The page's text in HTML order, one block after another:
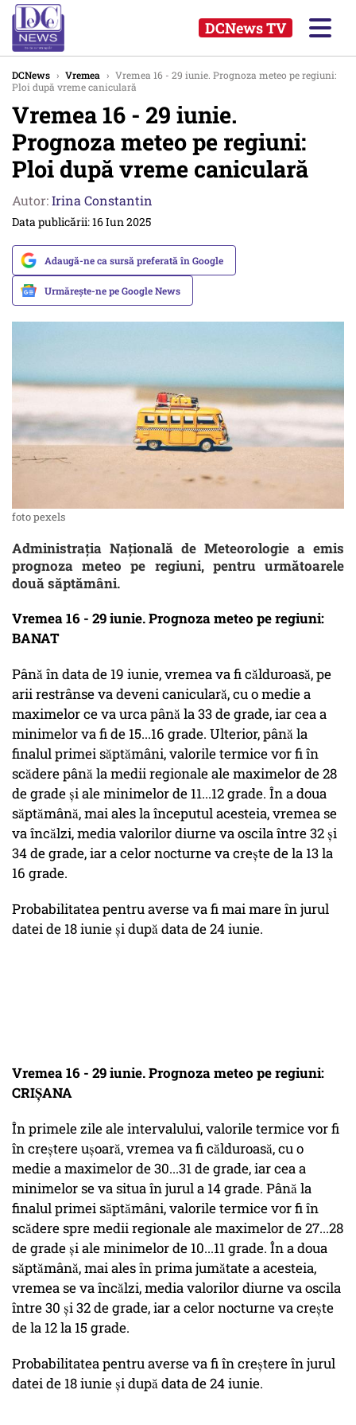
DCNews TV
DCNews › Vremea › Vremea 16 - 29 iunie. Prognoza meteo pe regiuni:
Ploi după vreme caniculară
Vremea 16 - 29 iunie.
Prognoza meteo pe regiuni:
Ploi după vreme caniculară
Autor:Irina Constantin
Data publicării: 16 Iun 2025
Adaugă-ne ca sursă preferată în Google
Urmărește-ne pe Google News
foto pexels
Administrația Națională de Meteorologie a emis
prognoza meteo pe regiuni, pentru următoarele
două săptămâni.
Vremea 16 - 29 iunie. Prognoza meteo pe regiuni:
BANAT
Până în data de 19 iunie, vremea va fi călduroasă, pe
arii restrânse va deveni caniculară, cu o medie a
maximelor ce va urca până la 33 de grade, iar cea a
minimelor va fi de 15...16 grade. Ulterior, până la
finalul primei săptămâni, valorile termice vor fi în
scădere până la medii regionale ale maximelor de 28
de grade și ale minimelor de 11...12 grade. În a doua
săptămână, mai ales la începutul acesteia, vremea se
va încălzi, media valorilor diurne va oscila între 32 și
34 de grade, iar a celor nocturne va crește de la 13 la
16 grade.
Probabilitatea pentru averse va fi mai mare în jurul
datei de 18 iunie și după data de 24 iunie.
Vremea 16 - 29 iunie. Prognoza meteo pe regiuni:
CRIȘANA
În primele zile ale intervalului, valorile termice vor fi
în creștere ușoară, vremea va fi călduroasă, cu o
medie a maximelor de 30...31 de grade, iar cea a
minimelor se va situa în jurul a 14 grade. Până la
finalul primei săptămâni, valorile termice vor fi în
scădere spre medii regionale ale maximelor de 27...28
de grade și ale minimelor de 10...11 grade. În a doua
săptămână, mai ales în prima jumătate a acesteia,
vremea se va încălzi, media valorilor diurne va oscila
între 30 și 32 de grade, iar a celor nocturne va crește
de la 12 la 15 grade.
Probabilitatea pentru averse va fi în creștere în jurul
datei de 18 iunie și după data de 24 iunie.